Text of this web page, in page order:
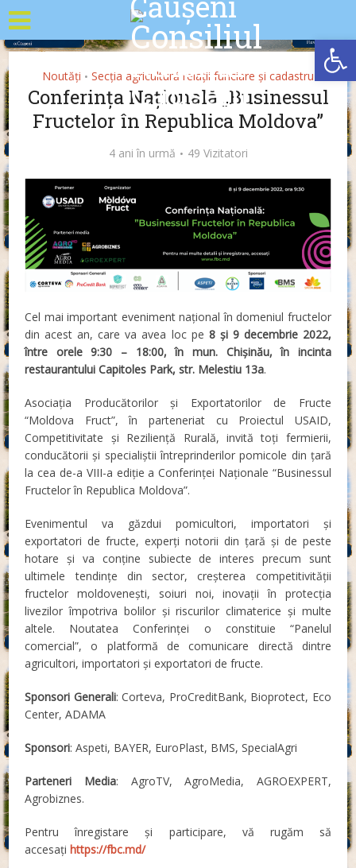
Noutăți • Secția agricultură relații funciare și cadastru
Conferința Națională „Businessul
Fructelor în Republica Moldova”
4 ani în urmă 49 Vizitatori
Cel mai important eveniment național în domeniul fructelor
din acest an, care va avea loc pe 8 și 9 decembrie 2022,
între orele 9:30 – 18:00, în mun. Chișinău, în incinta
restaurantului Capitoles Park, str. Melestiu 13a.
Asociația Producătorilor și Exportatorilor de Fructe
“Moldova Fruct”, în parteneriat cu Proiectul USAID,
Competitivitate și Reziliență Rurală, invită toți fermierii,
conducătorii și specialiștii întreprinderilor pomicole din țară
la cea de-a VIII-a ediție a Conferinței Naționale “Businessul
Fructelor în Republica Moldova”.
Evenimentul va găzdui pomicultori, importatori și
exportatori de fructe, experți notorii din țară și de peste
hotare și va conține subiecte de interes precum sunt
ultimele tendințe din sector, creșterea competitivității
fructelor moldovenești, soiuri noi, inovații în protecția
livezilor împotriva bolilor și riscurilor climaterice și multe
altele. Noutatea Conferinței o constituie “Panelul
comercial”, o platformă de comunicare directă dintre
agricultori, importatori și exportatori de fructe.
Sponsori Generali: Corteva, ProCreditBank, Bioprotect, Eco
Center, ADAMA
Sponsori: Aspeti, BAYER, EuroPlast, BMS, SpecialAgri
Parteneri Media: AgroTV, AgroMedia, AGROEXPERT,
Agrobiznes.
Pentru înregistare și participare, vă rugăm să
accesațihttps://fbc.md/